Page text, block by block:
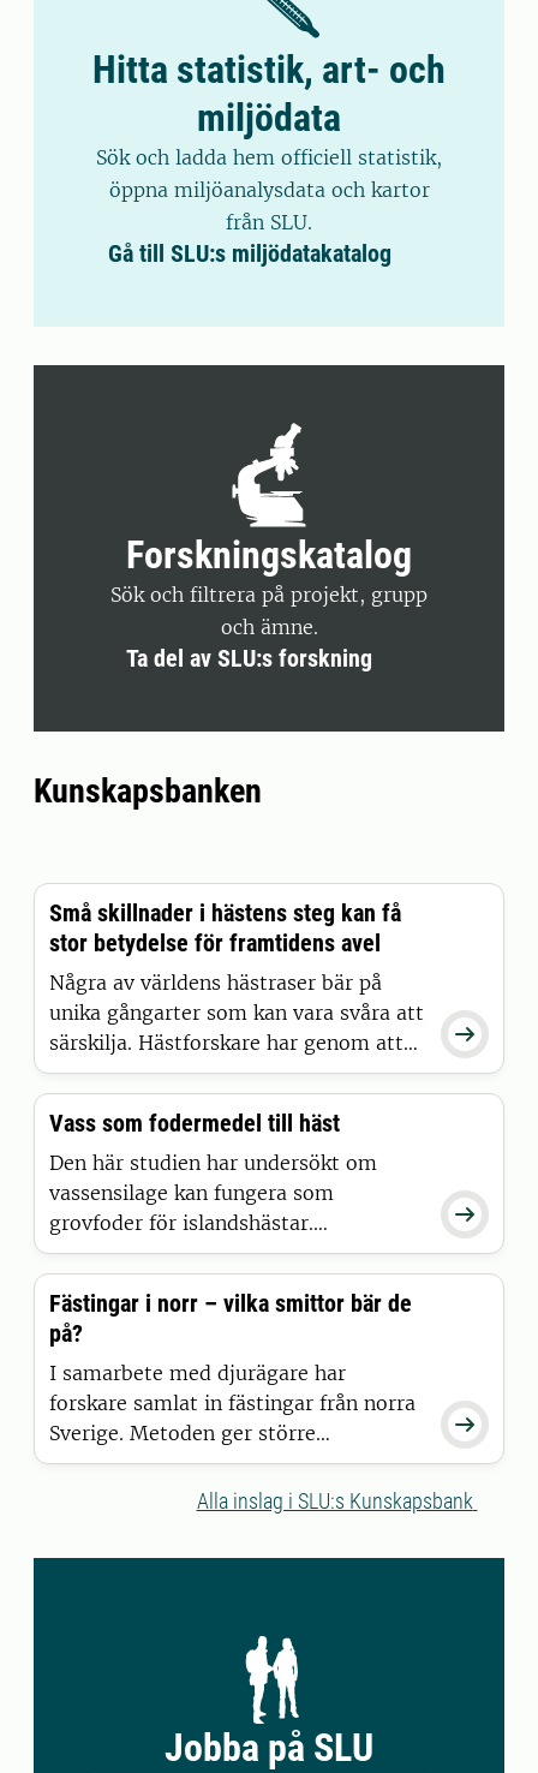
Hitta statistik, art- och
miljödata
Sök och ladda hem officiell statistik,
öppna miljöanalysdata och kartor
från SLU.
Gå till SLU:s miljödatakatalog
Forskningskatalog
Sök och filtrera på projekt, grupp
och ämne.
Ta del av SLU:s forskning
Kunskapsbanken

Små skillnader i hästens steg kan få
stor betydelse för framtidens avel
Några av världens hästraser bär på
unika gångarter som kan vara svåra att
särskilja. Hästforskare har genom att
kombinera AI med tidigare verktyg
gjort helt nya upptäckter som kan
påverka både hästavel, förståelsen för
nervsystemet och även tillämpas på ett
av världens mest kända däggdjur:
människan

Vass som fodermedel till häst
Den här studien har undersökt om
vassensilage kan fungera som
grovfoder för islandshästar.
Vassensilage har jämförts med
gräshösilage med fokus kring
hästarnas foderintag, hur väl hästarna
smälter fodret och hur de olika
fodermedlen har påverkat kroppsvikten
samt vätske- och kvävebalansen.

Fästingar i norr – vilka smittor bär de
på?
I samarbete med djurägare har
forskare samlat in fästingar från norra
Sverige. Metoden ger större
möjligheter att bedöma risker för
folkhälsan när det gäller sjukdomar
studie vid Sveriges
Alla inslag i SLU:s Kunskapsbank
Jobba på SLU